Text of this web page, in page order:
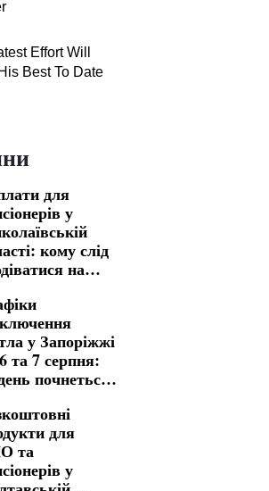
Effort Will
Best To Date
для
у
кому слід
на
у Запоріжжі
та 7 серпня:
почнеться
для
та
у